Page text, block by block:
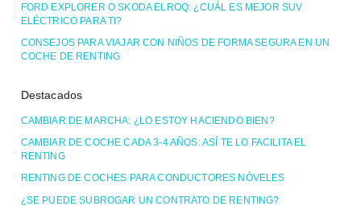
FORD EXPLORER O SKODA ELROQ: ¿CUÁL ES MEJOR SUV
ELÉCTRICO PARA TI?
CONSEJOS PARA VIAJAR CON NIÑOS DE FORMA SEGURA EN UN
COCHE DE RENTING
Destacados
CAMBIAR DE MARCHA: ¿LO ESTOY HACIENDO BIEN?
CAMBIAR DE COCHE CADA 3-4 AÑOS: ASÍ TE LO FACILITA EL
RENTING
RENTING DE COCHES PARA CONDUCTORES NÓVELES
¿SE PUEDE SUBROGAR UN CONTRATO DE RENTING?